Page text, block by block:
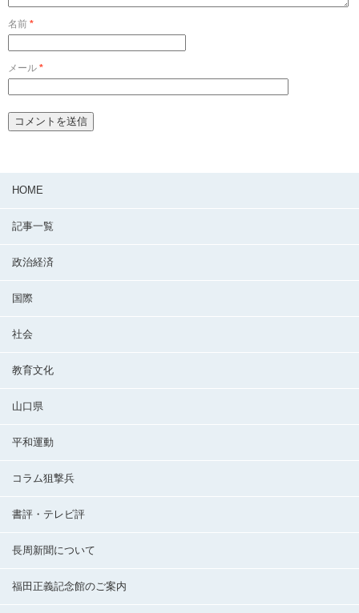
名前 *
メール *
HOME
記事一覧
政治経済
国際
社会
教育文化
山口県
平和運動
コラム狙撃兵
書評・テレビ評
長周新聞について
福田正義記念館のご案内